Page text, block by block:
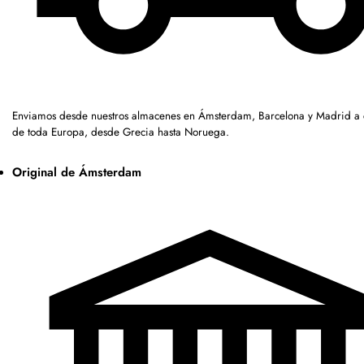
Enviamos desde nuestros almacenes en Ámsterdam, Barcelona y Madrid a
de toda Europa, desde Grecia hasta Noruega.
Original de Ámsterdam